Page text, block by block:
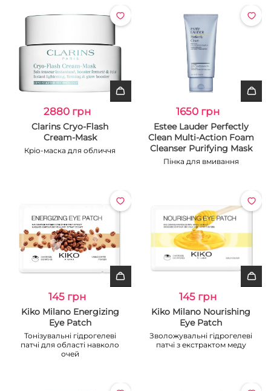
2880 грн
Clarins Cryo-Flash
Cream-Mask
Кріо-маска для обличчя
1650 грн
Estee Lauder Perfectly
Clean Multi-Action Foam
Cleanser Purifying Mask
Пінка для вмивання
145 грн
Kiko Milano Energizing
Eye Patch
Тонізувальні гідрогелеві
патчі для області навколо
очей
145 грн
Kiko Milano Nourishing
Eye Patch
Зволожувальні гідрогелеві
патчі з екстрактом меду